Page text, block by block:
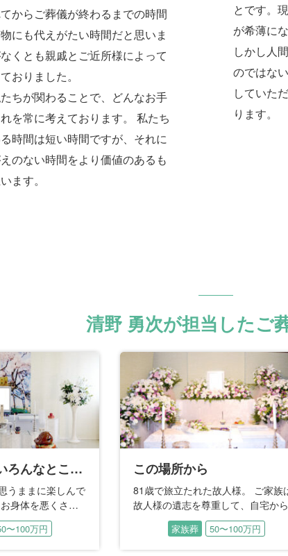
からご葬儀が終わるまでの時間
にも代えがたい時間だと思いま
くとも親戚とご近所様によって
おりました。
ちが関わることで、どんなお手
を常に考えております。 私たち
時間は短い時間ですが、それに
のない時間をより価値のあるも
ます。
とです。
が希薄に
しかし人
のではな
していた
ります。
清野 勇次が担当したご
羽を伸ばし、いろんなところへ
うままに楽しんで
身体を悪くされ
ことも叶わず、つ
たそうです。 そ
された今、故人様
〜100万円
この場所から
81歳で旅立たれた故人様。 ご家族
故人様の遺志を尊重して、自宅か
り出してあげることを希望されまし
た。 九十九里浜のほぼ中央に位置す
る千葉県山武郡で生まれ育った故
家族葬 50〜100万円